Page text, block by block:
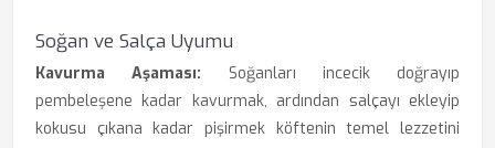
Soğan ve Salça Uyumu
Kavurma Aşaması: Soğanları incecik doğrayıp
pembeleşene kadar kavurmak, ardından salçayı ekleyip
kokusu çıkana kadar pişirmek köftenin temel lezzetini